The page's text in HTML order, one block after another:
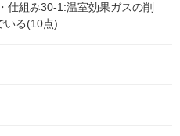
仕組み30-1:温室効果ガスの削
いる(10点)